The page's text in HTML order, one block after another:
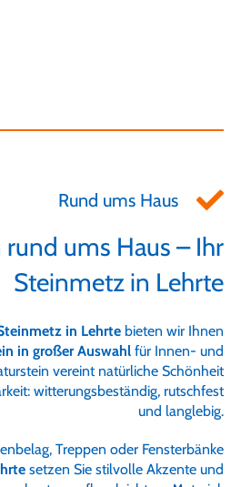
Rund ums Haus
ums Haus – Ihr
Steinmetz in Lehrte
in Lehrte bieten wir Ihnen
in großer Auswahl für Innen- und
vereint natürliche Schönheit
witterungsbeständig, rutschfest
und langlebig.
Treppen oder Fensterbänke
setzen Sie stilvolle Akzente und